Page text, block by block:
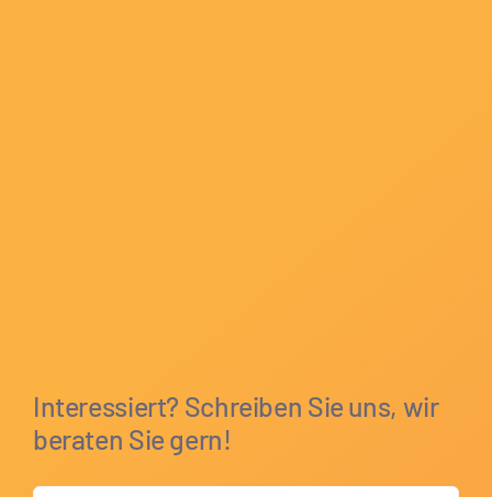
Interessiert? Schreiben Sie uns, wir
beraten Sie gern!